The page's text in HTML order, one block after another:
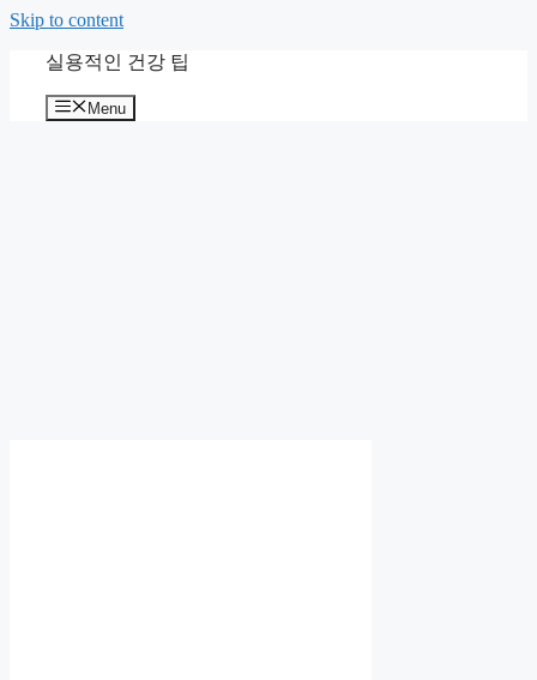
Skip to content
실용적인 건강 팁
Menu